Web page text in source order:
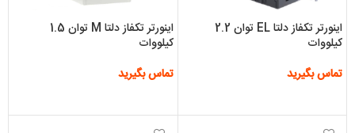
اینورتر تکفاز دلتا EL توان 2.2
کیلووات
تماس بگیرید
اینورتر تکفاز دلتا M توان 1.5
کیلووات
تماس بگیرید